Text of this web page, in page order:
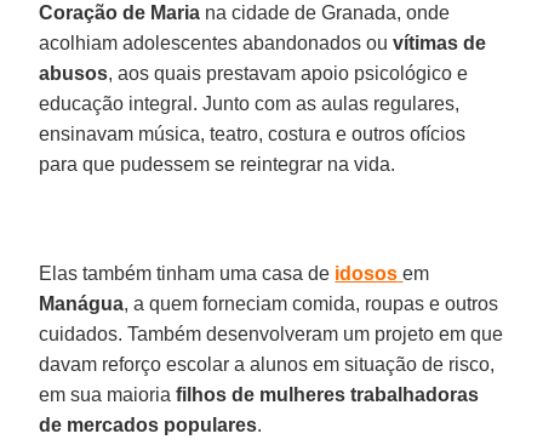
Coração de Maria na cidade de Granada, onde
acolhiam adolescentes abandonados ouvítimas de
abusos, aos quais prestavam apoio psicológico e
educação integral. Junto com as aulas regulares,
ensinavam música, teatro, costura e outros ofícios
para que pudessem se reintegrar na vida.
Elas também tinham uma casa de idosos em
Manágua, a quem forneciam comida, roupas e outros
cuidados. Também desenvolveram um projeto em que
davam reforço escolar a alunos em situação de risco,
em sua maioriafilhos de mulheres trabalhadoras
de mercados populares.